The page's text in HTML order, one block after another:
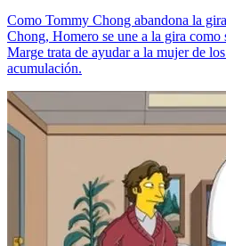
Como Tommy Chong abandona la
Chong, Homero se une a la gira como
Marge trata de ayudar a la mujer de
acumulación.